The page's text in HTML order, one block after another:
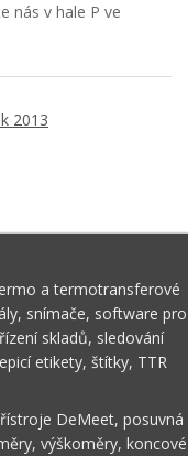
nás v hale P ve
a termotransferové
snímače, software pro
skladů, sledování
etikety, štítky, TTR
DeMeet, posuvná
výškoměry, koncové